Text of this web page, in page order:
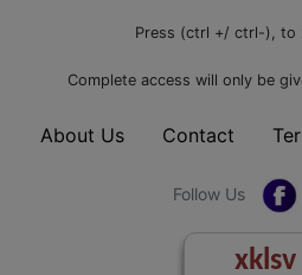
Press (ctrl +/ ctrl-), to
Complete access will only be
About Us Contact
Follow Us
xklsv